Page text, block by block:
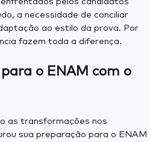
a necessidade de conciliar
ao estilo da prova. Por
fazem toda a diferença.
o ENAM com o
as transformações nos
sua preparação para o ENAM